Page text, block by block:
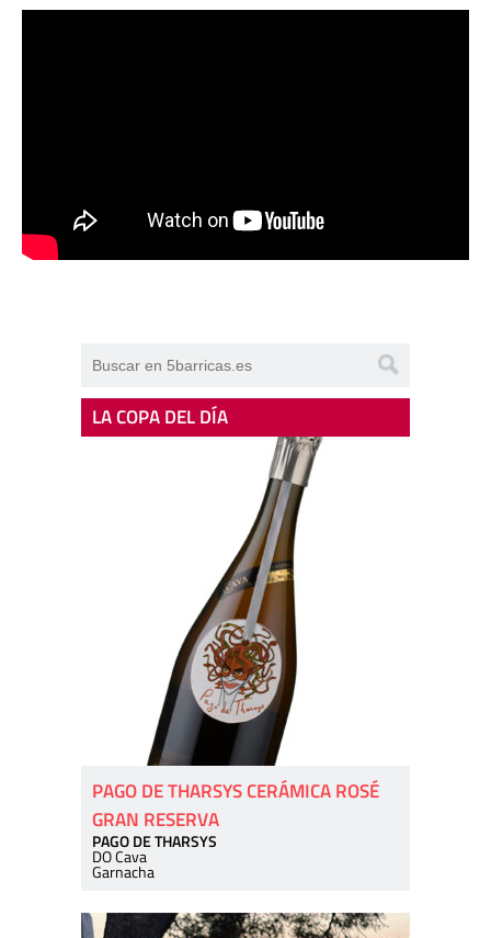
LA COPA DEL DÍA
PAGO DE THARSYS CERÁMICA ROSÉ
GRAN RESERVA
PAGO DE THARSYS
DO Cava
Garnacha